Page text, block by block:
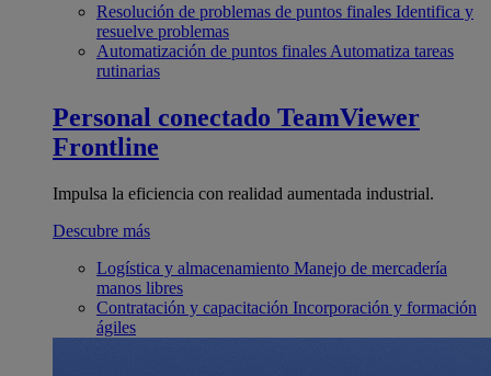
Resolución de problemas de puntos finales Identifica y
resuelve problemas
Automatización de puntos finales Automatiza tareas
rutinarias
Personal conectado TeamViewer
Frontline
Impulsa la eficiencia con realidad aumentada industrial.
Descubre más
Logística y almacenamiento Manejo de mercadería
manos libres
Contratación y capacitación Incorporación y formación
ágiles